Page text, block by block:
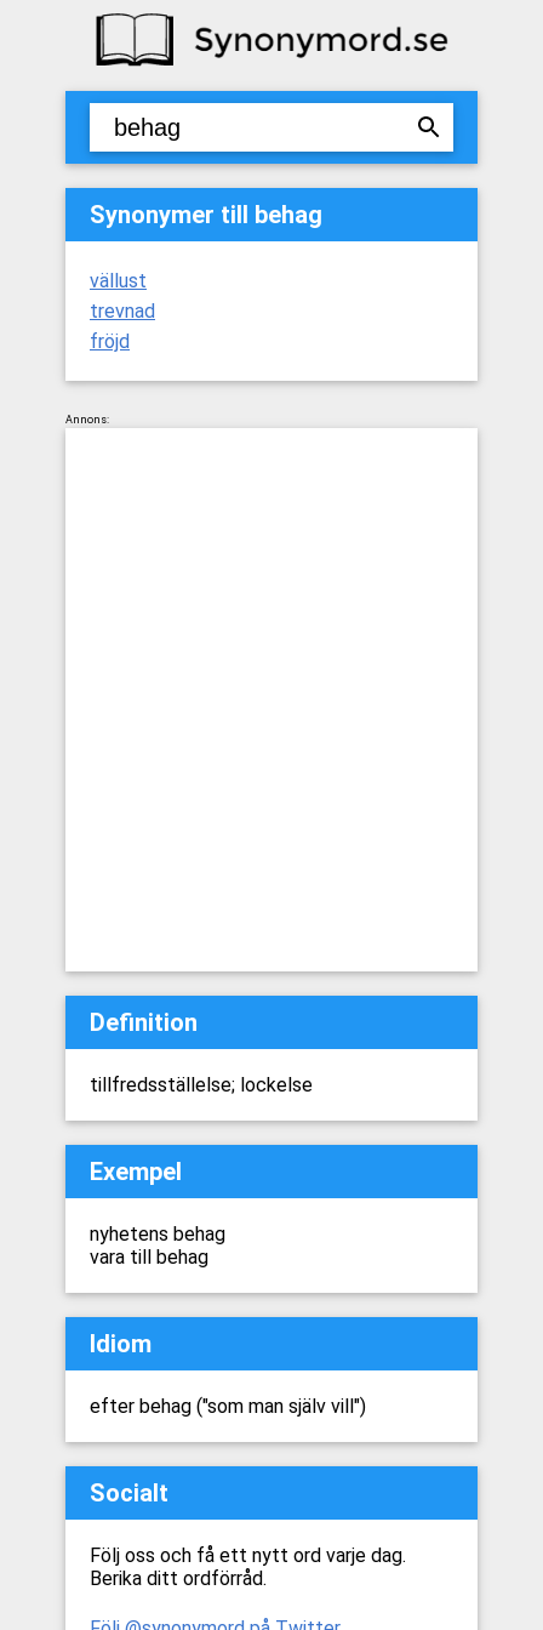
Synonymer till behag
vällust
trevnad
fröjd
Annons:
Definition
tillfredsställelse; lockelse
Exempel
nyhetens behag
vara till behag
Idiom
efter behag ("som man själv vill")
Socialt
Följ oss och få ett nytt ord varje dag.
Berika ditt ordförråd.